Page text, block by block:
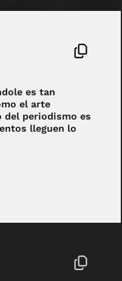
es tan
el arte
del periodismo es
lleguen lo